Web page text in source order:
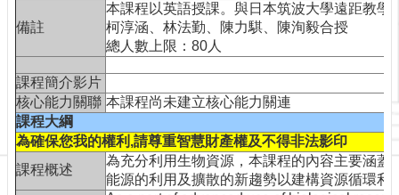
最
新
消
息
服
務
介
紹
課
備註
本課程以英語授課。與日本筑波大學遠距教
柯淳涵、林法勤、陳力騏、陳洵毅合授
總人數上限：80人
課程簡介影片
核心能力關聯 本課程尚未建立核心能力關連
課程大綱
為確保您我的權利,請尊重智慧財產權及不得非法影印
課程概述
為充分利用生物資源，本課程的內容主要涵
能源的利用及擴散的新趨勢以建構資源循環利